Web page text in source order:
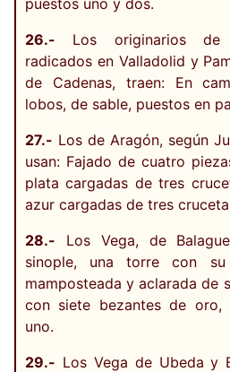
26.- Los originarios de
radicados en Valladolid y
de Cadenas, traen: En
lobos, de sable, puestos en
27.- Los de Aragón, según
usan: Fajado de cuatro
plata cargadas de tres
azur cargadas de tres
28.- Los Vega, de
sinople, una torre con
mamposteada y aclarada de
con siete bezantes de
uno.
29.- Los Vega de Ubeda y